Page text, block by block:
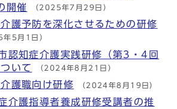
開催 （2025年7月29日）
護予防を深化させるための研修
年5月1日）
認知症介護実践研修（第3・4回
いて （2024年8月21日）
護職向け研修 （2024年8月19日）
介護指導者養成研修受講者の推